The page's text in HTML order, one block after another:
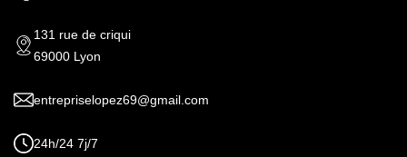
131 rue de criqui
69000 Lyon
entrepriselopez69@gmail.com
24h/24 7j/7